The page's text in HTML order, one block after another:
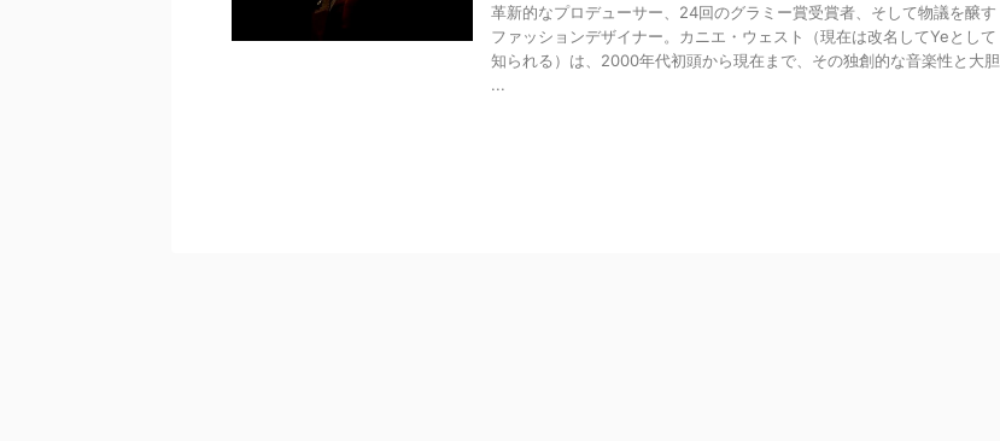
革新的なプロデューサー、24回のグラミー賞受賞者、そして物議を醸す
ファッションデザイナー。カニエ・ウェスト（現在は改名してYeとして
知られる）は、2000年代初頭から現在まで、その独創的な音楽性と大胆
...